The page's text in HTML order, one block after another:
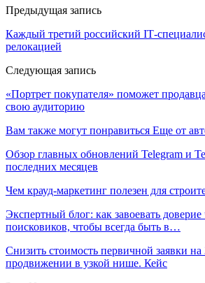
Предыдущая запись
Каждый третий российский IТ-
релокацией
Следующая запись
«Портрет покупателя» поможет
свою аудиторию
Вам также могут понравиться Еще от
Обзор главных обновлений Telegram и
последних месяцев
Чем крауд-маркетинг полезен для
Экспертный блог: как завоевать доверие
поисковиков, чтобы всегда быть в…
Снизить стоимость первичной заявки на
продвижении в узкой нише. Кейс